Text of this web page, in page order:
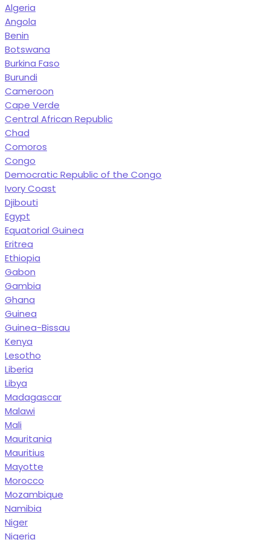
Algeria
Angola
Benin
Botswana
Burkina Faso
Burundi
Cameroon
Cape Verde
Central African Republic
Chad
Comoros
Congo
Democratic Republic of the Congo
Ivory Coast
Djibouti
Egypt
Equatorial Guinea
Eritrea
Ethiopia
Gabon
Gambia
Ghana
Guinea
Guinea-Bissau
Kenya
Lesotho
Liberia
Libya
Madagascar
Malawi
Mali
Mauritania
Mauritius
Mayotte
Morocco
Mozambique
Namibia
Niger
Nigeria